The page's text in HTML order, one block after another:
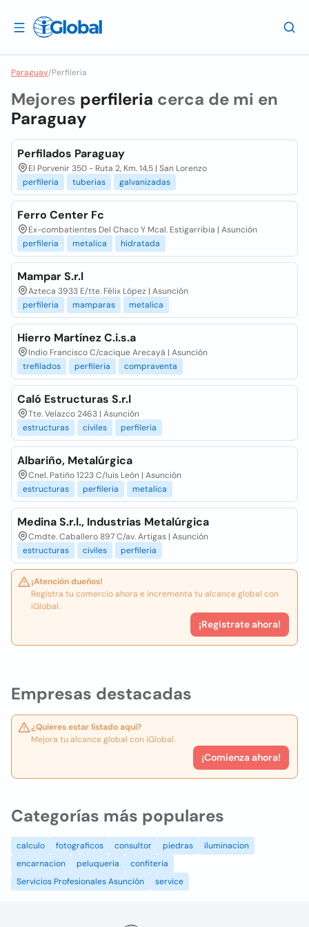
Paraguay/Perfileria
Empresas destacadas
¿Quieres estar listado aquí?
Mejora tu alcance global con iGlobal.
¡Comienza ahora!
Mejores perfileria cerca de mi en
Paraguay
Perfilados Paraguay
El Porvenir 350 - Ruta 2, Km. 14,5 | San Lorenzo
perfileria
tuberias galvanizadas
Ferro Center Fc
Ex-combatientes Del Chaco Y Mcal. Estigarribia | Asunción
perfileria
metalica hidratada
Mampar S.r.l
Azteca 3933 E/tte. Félix López | Asunción
perfileria
mamparas metalica
Hierro Martínez C.i.s.a
Indio Francisco C/cacique Arecayá | Asunción
trefilados
perfileria compraventa
Caló Estructuras S.r.l
Tte. Velazco 2463 | Asunción
estructuras
civiles perfileria
Albariño, Metalúrgica
Cnel. Patiño 1223 C/luis León | Asunción
estructuras
perfileria metalica
Medina S.r.l., Industrias Metalúrgica
Cmdte. Caballero 897 C/av. Artigas | Asunción
estructuras
civiles perfileria
¡Atención dueños!
Registra tu comercio ahora e incrementa tu alcance global con
iGlobal.
¡Registrate ahora!
Categorías más populares
calculo fotograficos consultor piedras
iluminacion
encarnacion
peluqueria
confiteria
Servicios Profesionales Asunción
service